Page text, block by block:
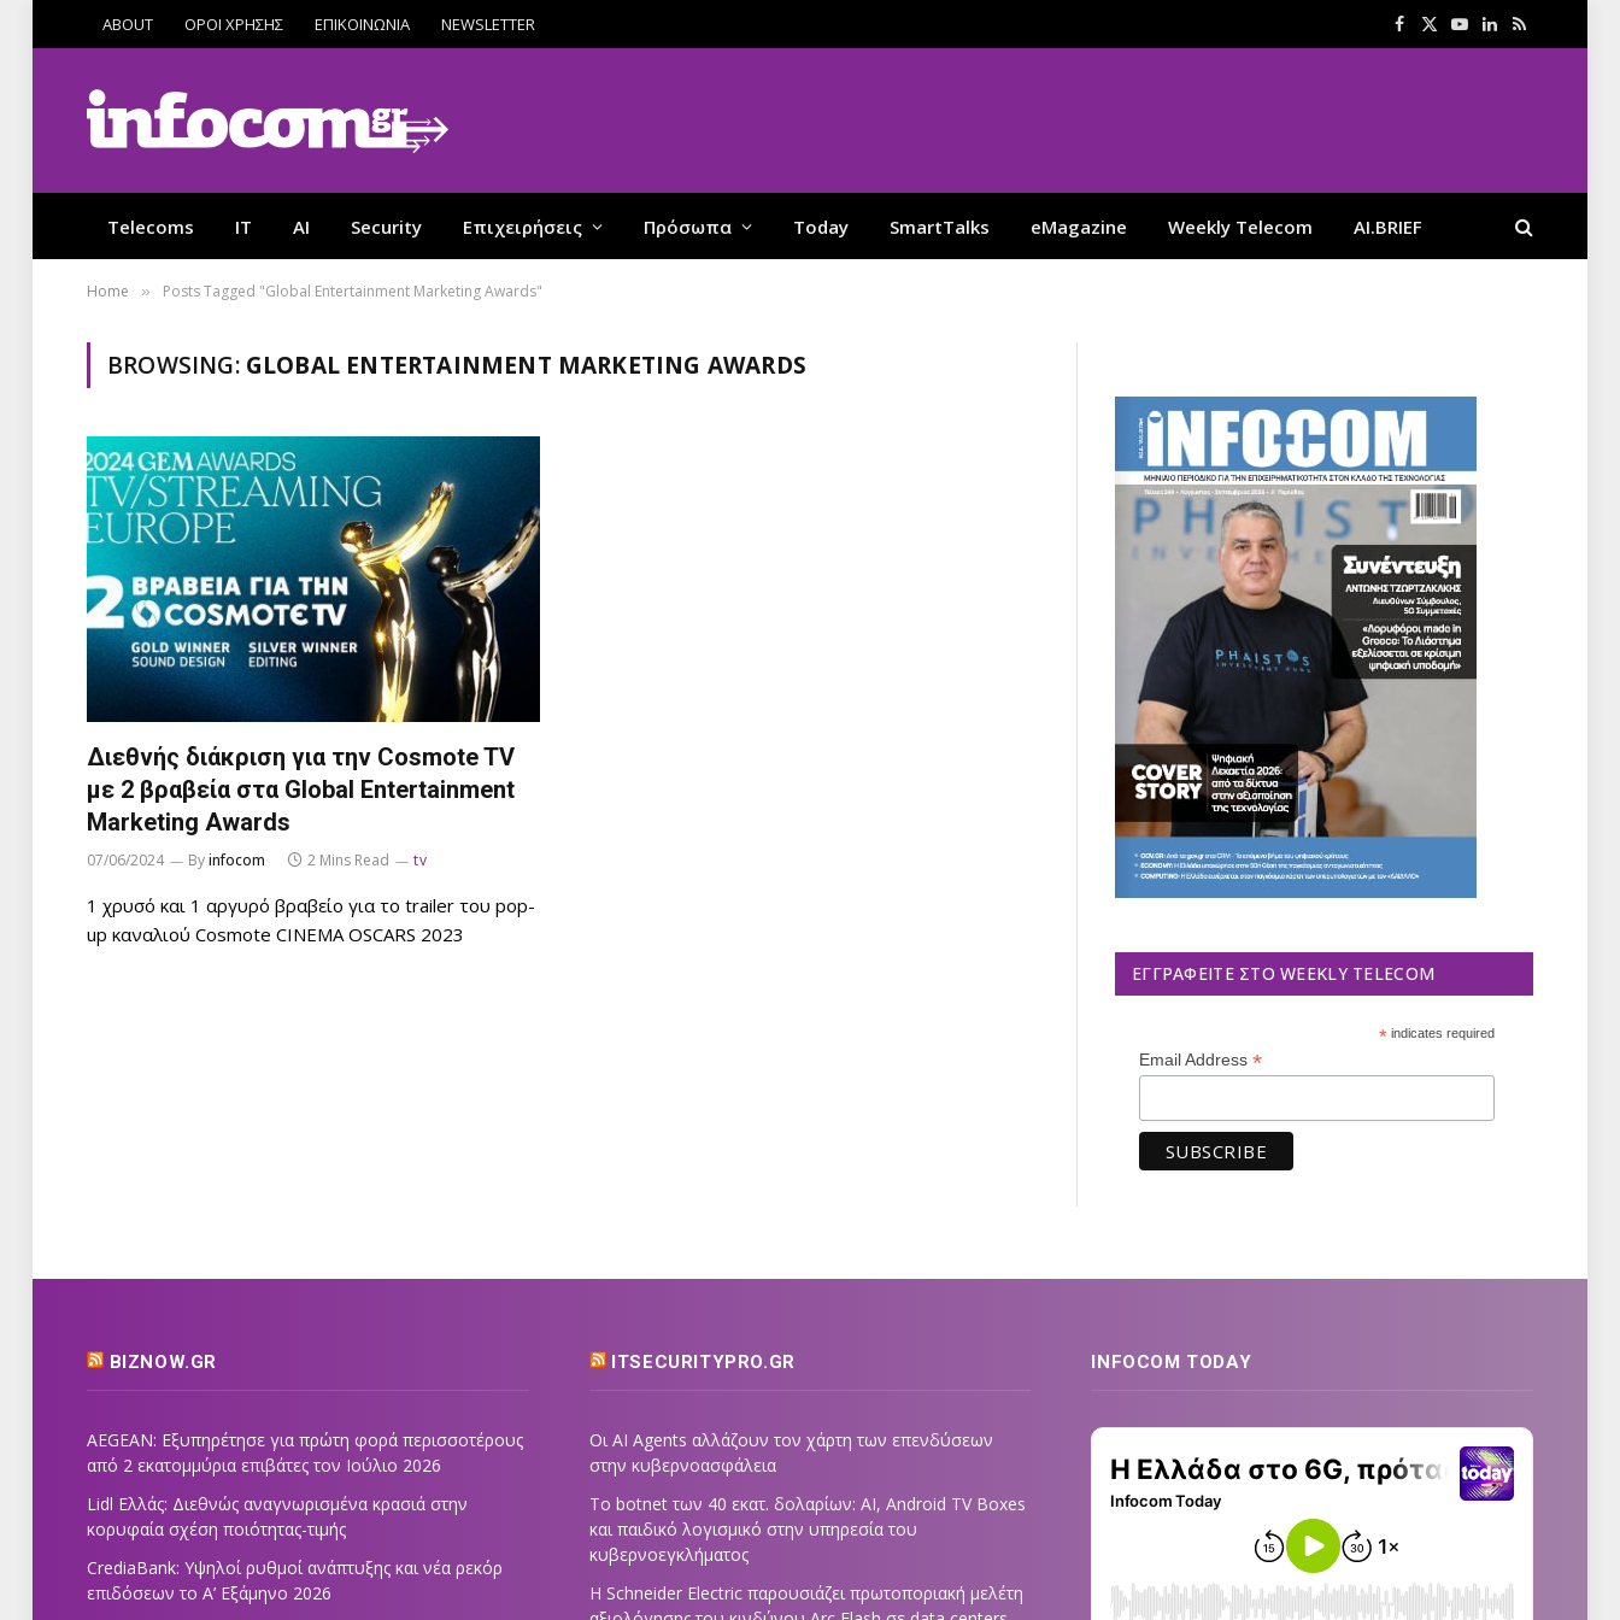
ABOUT ΟΡΟΙ ΧΡΗΣΗΣ ΕΠΙΚΟΙΝΩΝΙΑ NEWSLETTER Facebook
X
YouTube
LinkedIn
RSS
Telecoms IT AI Security Επιχειρήσεις Πρόσωπα Today SmartTalks eMagazine Weekly Telecom AI.BRIEF
Home » Posts Tagged "Global Entertainment Marketing Awards"
BROWSING: GLOBAL ENTERTAINMENT MARKETING AWARDS
Διεθνής διάκριση για την Cosmote TV
με 2 βραβεία στα Global Entertainment
Marketing Awards
07/06/2024 Byinfocom 2 Mins Read tv
1 χρυσό και 1 αργυρό βραβείο για το trailer του pop-
up καναλιού Cosmote CINEMA OSCARS 2023
ΕΓΓΡΑΦΕΊΤΕ ΣΤΟ WEEKLY TELECOM
*indicates required
Email Address *
BIZNOW.GR
AEGEAN: Εξυπηρέτησε για πρώτη φορά περισσοτέρους
από 2 εκατομμύρια επιβάτες τον Ιούλιο 2026
Lidl Ελλάς: Διεθνώς αναγνωρισμένα κρασιά στην
κορυφαία σχέση ποιότητας-τιμής
CrediaBank: Υψηλοί ρυθμοί ανάπτυξης και νέα ρεκόρ
επιδόσεων το Α’ Εξάμηνο 2026
ITSECURITYPRO.GR
Οι AI Agents αλλάζουν τον χάρτη των επενδύσεων
στην κυβερνοασφάλεια
Το botnet των 40 εκατ. δολαρίων: AI, Android TV Boxes
και παιδικό λογισμικό στην υπηρεσία του
κυβερνοεγκλήματος
Η Schneider Electric παρουσιάζει πρωτοποριακή μελέτη
INFOCOM TODAY